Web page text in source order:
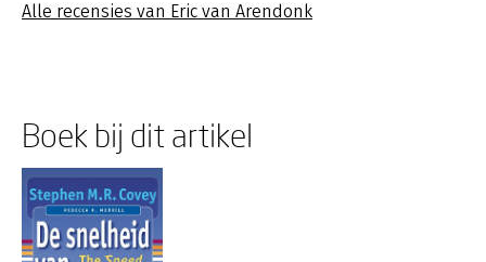
Alle recensies van Eric van Arendonk
Boek bij dit artikel